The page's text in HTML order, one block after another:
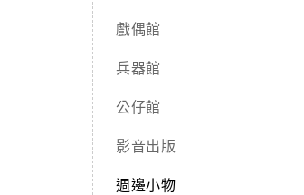
戲偶館
兵器館
公仔館
影音出版
週邊小物